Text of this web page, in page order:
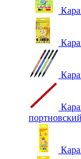
портновский